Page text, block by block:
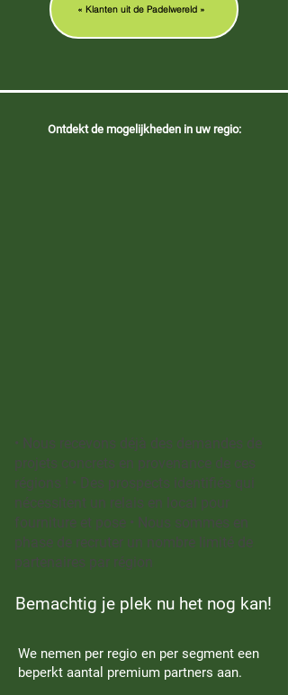
« Klanten uit de Padelwereld »
Ontdekt de mogelijkheden in uw regio:
• Nous recevons déjà des demandes de
projets concrets en provenance de ces
régions ! • Des prospects identifiés qui
nécessitent un relais en local pour
fourniture et pose • Nous sommes en
phase de recruter un nombre limité de
partenaires par région
Bemachtig je plek nu het nog kan!
We nemen per regio en per segment een
beperkt aantal premium partners aan.